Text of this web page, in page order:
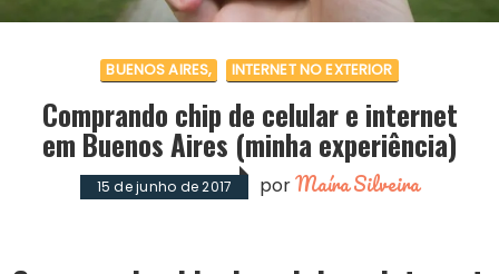
15 de junho de 2017 porMaíra Silveira
BUENOS AIRES INTERNET NO EXTERIOR
Comprando chip de celular e internet
em Buenos Aires (minha experiência)